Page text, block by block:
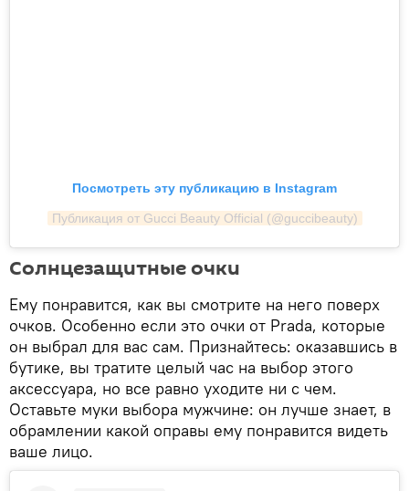
Посмотреть эту публикацию в Instagram
Публикация от Gucci Beauty Official (@guccibeauty)
Солнцезащитные очки
Ему понравится, как вы смотрите на него поверх
очков. Особенно если это очки от Prada, которые
он выбрал для вас сам. Признайтесь: оказавшись в
бутике, вы тратите целый час на выбор этого
аксессуара, но все равно уходите ни с чем.
Оставьте муки выбора мужчине: он лучше знает, в
обрамлении какой оправы ему понравится видеть
ваше лицо.